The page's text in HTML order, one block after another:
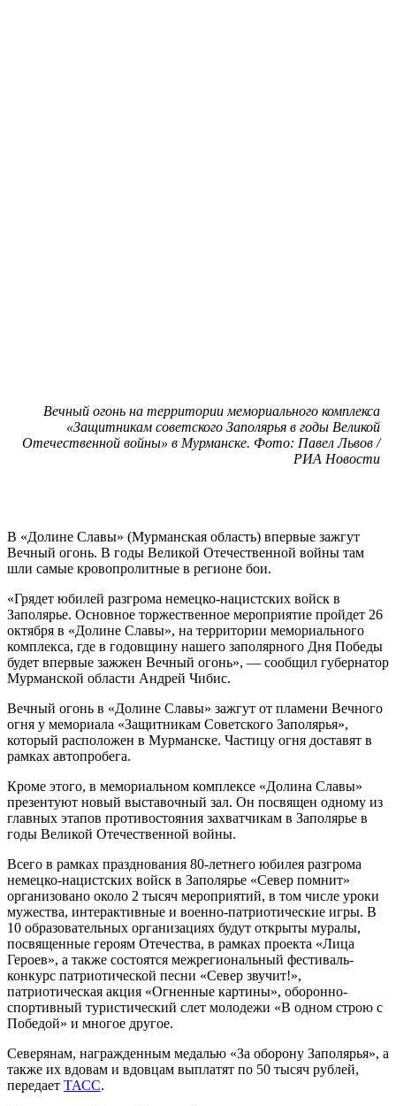
Вечный огонь на территории мемориального комплекса
«Защитникам советского Заполярья в годы Великой
Отечественной войны» в Мурманске. Фото: Павел Львов /
РИА Новости
В «Долине Славы» (Мурманская область) впервые зажгут
Вечный огонь. В годы Великой Отечественной войны там
шли самые кровопролитные в регионе бои.
«Грядет юбилей разгрома немецко-нацистских войск в
Заполярье. Основное торжественное мероприятие пройдет 26
октября в «Долине Славы», на территории мемориального
комплекса, где в годовщину нашего заполярного Дня Победы
будет впервые зажжен Вечный огонь», — сообщил губернатор
Мурманской области Андрей Чибис.
Вечный огонь в «Долине Славы» зажгут от пламени Вечного
огня у мемориала «Защитникам Советского Заполярья»,
который расположен в Мурманске. Частицу огня доставят в
рамках автопробега.
Кроме этого, в мемориальном комплексе «Долина Славы»
презентуют новый выставочный зал. Он посвящен одному из
главных этапов противостояния захватчикам в Заполярье в
годы Великой Отечественной войны.
Всего в рамках празднования 80-летнего юбилея разгрома
немецко-нацистских войск в Заполярье «Север помнит»
организовано около 2 тысяч мероприятий, в том числе уроки
мужества, интерактивные и военно-патриотические игры. В
10 образовательных организациях будут открыты муралы,
посвященные героям Отечества, в рамках проекта «Лица
Героев», а также состоятся межрегиональный фестиваль-
конкурс патриотической песни «Север звучит!»,
патриотическая акция «Огненные картины», оборонно-
спортивный туристический слет молодежи «В одном строю с
Победой» и многое другое.
Северянам, награжденным медалью «За оборону Заполярья», а
также их вдовам и вдовцам выплатят по 50 тысяч рублей,
передает ТАСС.